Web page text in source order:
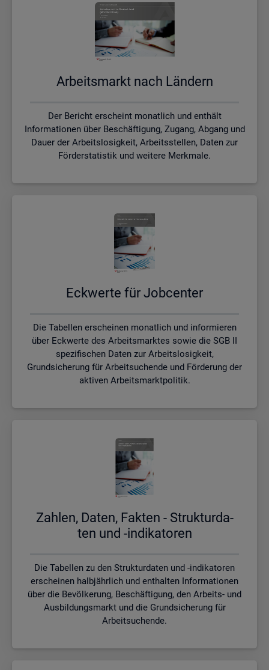
Ar­beits­markt nach Län­dern
Der Bericht erscheint monatlich und enthält
Informationen über Beschäftigung, Zugang, Abgang und
Dauer der Arbeitslosigkeit, Arbeitsstellen, Daten zur
Förderstatistik und weitere Merkmale.
Eck­wer­te für Job­cen­ter
Die Tabellen erscheinen monatlich und informieren
über Eckwerte des Arbeitsmarktes sowie die SGB II
spezifischen Daten zur Arbeitslosigkeit,
Grundsicherung für Arbeitsuchende und Förderung der
aktiven Arbeitsmarktpolitik.
Zah­len, Daten, Fak­ten - Struk­tur­da­
ten und -in­di­ka­to­ren
Die Tabellen zu den Strukturdaten und -indikatoren
erscheinen halbjährlich und enthalten Informationen
über die Bevölkerung, Beschäftigung, den Arbeits- und
Ausbildungsmarkt und die Grundsicherung für
Arbeitsuchende.